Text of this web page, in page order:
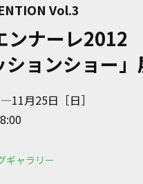
Vol.3
ンナーレ2012
ョンショー」
月25日［日］
ギャラリー